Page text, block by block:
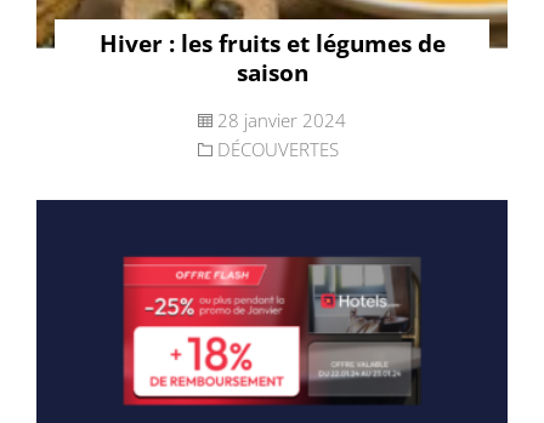
Hiver : les fruits et légumes de
saison
28 janvier 2024
DÉCOUVERTES